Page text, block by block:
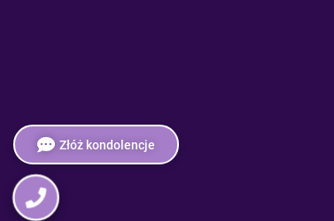
Złóż kondolencje